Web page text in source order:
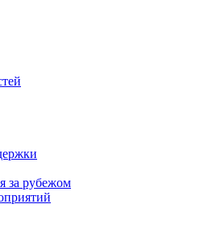
за рубежом